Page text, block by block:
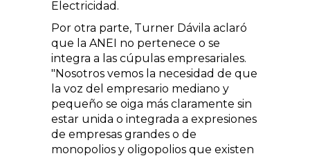
Electricidad.
Por otra parte, Turner Dávila aclaró
que la ANEI no pertenece o se
integra a las cúpulas empresariales.
"Nosotros vemos la necesidad de que
la voz del empresario mediano y
pequeño se oiga más claramente sin
estar unida o integrada a expresiones
de empresas grandes o de
monopolios y oligopolios que existen